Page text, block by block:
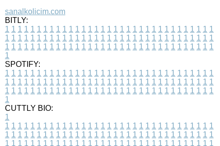
sanalkolicim.com
BITLY:
1 1 1 1 1 1 1 1 1 1 1 1 1 1 1 1 1 1 1 1 1 1 1 1 1 1 1 1 1 1 1 1 1
1 1 1 1 1 1 1 1 1 1 1 1 1 1 1 1 1 1 1 1 1 1 1 1 1 1 1 1 1 1 1 1 1
1 1 1 1 1 1 1 1 1 1 1 1 1 1 1 1 1 1 1 1 1 1 1 1 1 1 1 1 1 1 1 1 1
1
SPOTIFY:
1 1 1 1 1 1 1 1 1 1 1 1 1 1 1 1 1 1 1 1 1 1 1 1 1 1 1 1 1 1 1 1 1
1 1 1 1 1 1 1 1 1 1 1 1 1 1 1 1 1 1 1 1 1 1 1 1 1 1 1 1 1 1 1 1 1
1 1 1 1 1 1 1 1 1 1 1 1 1 1 1 1 1 1 1 1 1 1 1 1 1 1 1 1 1 1 1 1 1
1
CUTTLY BIO:
1
1 1 1 1 1 1 1 1 1 1 1 1 1 1 1 1 1 1 1 1 1 1 1 1 1 1 1 1 1 1 1 1 1
1 1 1 1 1 1 1 1 1 1 1 1 1 1 1 1 1 1 1 1 1 1 1 1 1 1 1 1 1 1 1 1 1
1 1 1 1 1 1 1 1 1 1 1 1 1 1 1 1 1 1 1 1 1 1 1 1 1 1 1 1 1 1 1 1 1